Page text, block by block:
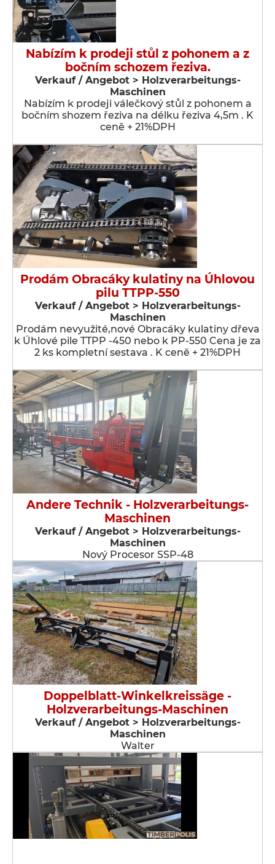
Nabízím k prodeji stůl z pohonem a z
bočním schozem řeziva.
Verkauf / Angebot > Holzverarbeitungs-
Maschinen
Nabízím k prodeji válečkový stůl z pohonem a
bočním shozem řeziva na délku řeziva 4,5m . K
ceně + 21%DPH
Prodám Obracáky kulatiny na Úhlovou
pilu TTPP-550
Verkauf / Angebot > Holzverarbeitungs-
Maschinen
Prodám nevyužité,nové Obracáky kulatiny dřeva
k Úhlové pile TTPP -450 nebo k PP-550 Cena je za
2 ks kompletní sestava . K ceně + 21%DPH
Andere Technik - Holzverarbeitungs-
Maschinen
Verkauf / Angebot > Holzverarbeitungs-
Maschinen
Nový Procesor SSP-48
Doppelblatt-Winkelkreissäge -
Holzverarbeitungs-Maschinen
Verkauf / Angebot > Holzverarbeitungs-
Maschinen
Walter